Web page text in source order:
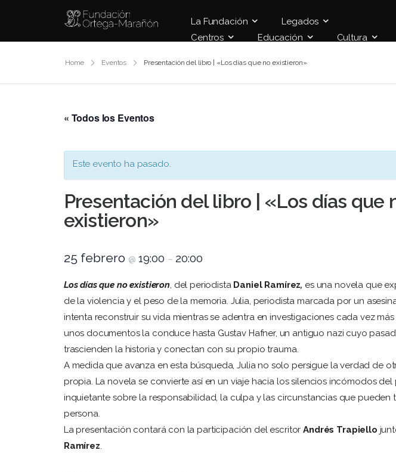
La Fundación
Legados
Centros
Educación Cultura
Home Eventos Presentación del libro | «Los días que no existieron»
« Todos los Eventos
Este evento ha pasado.
Presentación del libro | «Los días que
existieron»
25 febrero @ 19:00 – 20:00
Los días que no existieron, del periodistaDaniel Ramírez, es una novela que
de la violencia y el peso de la memoria. Julia, periodista marcada por un
intenta reconstruir su vida mientras se adentra en investigaciones cada vez
unos documentos la conduce hasta Gustav Hafner, un antiguo nazi cuyo
trascienden la historia y conectan con su propio trauma.
A medida que avanza en esta búsqueda, Julia no solo persigue la verdad de
propia. La novela se convierte así en un viaje hacia los silencios incómodos
inquietante sobre la responsabilidad, la culpa y las circunstancias que pueden
persona.
La presentación contará con la participación del escritorAndrés Trapiello
Ramírez.